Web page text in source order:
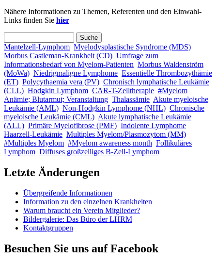
Nähere Informationen zu Themen, Referenten und den Einwahl-
Links finden Sie hier
Suchformular
Mantelzell-Lymphom Myelodysplastische Syndrome (MDS)
Morbus Castleman-Krankheit (CD) Umfrage zum
Informationsbedarf von Myelom-Patienten Morbus Waldenström
(MoWa) Niedrigmaligne Lymphome Essentielle Thrombozythämie
(ET) Polycythaemia vera (PV) Chronisch lymphatische Leukämie
(CLL) Hodgkin Lymphom CAR-T-Zelltherapie #Myelom
Anämie; Blutarmut; Veranstaltung Thalassämie Akute myeloische
Leukämie (AML) Non-Hodgkin Lymphome (NHL) Chronische
myeloische Leukämie (CML) Akute lymphatische Leukämie
(ALL) Primäre Myelofibrose (PMF) Indolente Lymphome
Haarzell-Leukämie Multiples Myelom/Plasmozytom (MM)
#Multiples Myelom #Myelom awareness month Follikuläres
Lymphom Diffuses großzelliges B-Zell-Lymphom
Letzte Änderungen
Übergreifende Informationen
Information zu den einzelnen Krankheiten
Warum braucht ein Verein Mitglieder?
Bildergalerie: Das Büro der LHRM
Kontaktgruppen
Besuchen Sie uns auf Facebook